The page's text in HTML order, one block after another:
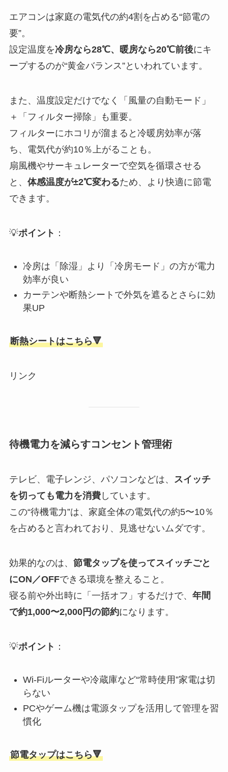
エアコンは家庭の電気代の約4割を占める“節電の
要”。
設定温度を冷房なら28℃、暖房なら20℃前後にキ
ープするのが“黄金バランス”といわれています。
また、温度設定だけでなく「風量の自動モード」
＋「フィルター掃除」も重要。
フィルターにホコリが溜まると冷暖房効率が落
ち、電気代が約10％上がることも。
扇風機やサーキュレーターで空気を循環させる
と、 体感温度が±2℃変わるため、より快適に節電
できます。
💡ポイント ：
冷房は「除湿」より「冷房モード」の方が電力
効率が良い
カーテンや断熱シートで外気を遮るとさらに効
果UP
断熱シートはこちら🔻
リンク
待機電力を減らすコンセント管理術
テレビ、電子レンジ、パソコンなどは、 スイッチ
を切っても電力を消費しています。
この“待機電力”は、家庭全体の電気代の約5〜10％
を占めると言われており、見逃せないムダです。
効果的なのは、 節電タップを使ってスイッチごと
にON／OFFできる環境を整えること。
寝る前や外出時に「一括オフ」するだけで、 年間
で約1,000〜2,000円の節約になります。
💡ポイント ：
Wi-Fiルーターや冷蔵庫など“常時使用”家電は切
らない
PCやゲーム機は電源タップを活用して管理を習
慣化
節電タップはこちら🔻